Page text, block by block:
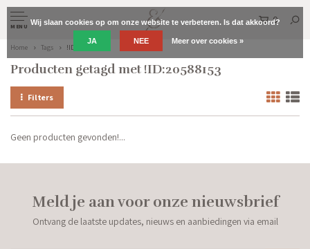
MENU
0
Home Tags !ID:20588153
Producten getagd met !ID:20588153
Filters
Geen producten gevonden!...
Meld je aan voor onze nieuwsbrief
Ontvang de laatste updates, nieuws en aanbiedingen via email
Wij slaan cookies op om onze website te verbeteren. Is dat akkoord?
JA NEE Meer over cookies »